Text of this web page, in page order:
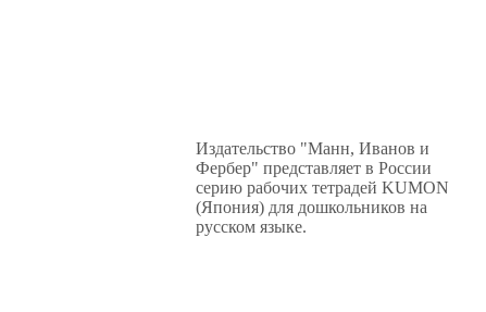
Издательство "Манн, Иванов и
Фербер" представляет в России
серию рабочих тетрадей KUMON
(Япония) для дошкольников на
русском языке.